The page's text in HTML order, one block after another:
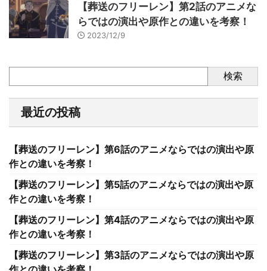
【葬送のフリーレン】第2話のアニメな
らではの演出や原作との違いを考察！
2023/12/9
検索
最近の投稿
【葬送のフリーレン】第6話のアニメならではの演出や原
作との違いを考察！
【葬送のフリーレン】第5話のアニメならではの演出や原
作との違いを考察！
【葬送のフリーレン】第4話のアニメならではの演出や原
作との違いを考察！
【葬送のフリーレン】第3話のアニメならではの演出や原